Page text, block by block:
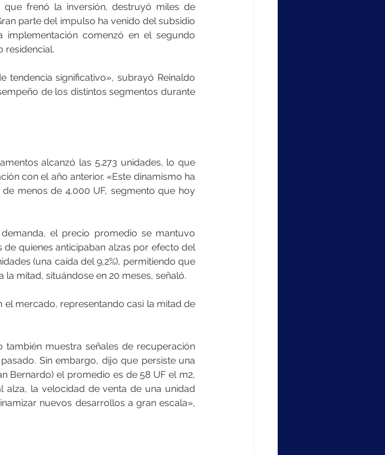
frenó la inversión, destruyó miles de
parte del impulso ha venido del subsidio
comenzó en el segundo
residencial.
tendencia significativo», subrayó Reinaldo
de los distintos segmentos durante
alcanzó las 5.273 unidades, lo que
con el año anterior. «Este dinamismo ha
menos de 4.000 UF, segmento que hoy
el precio promedio se mantuvo
quienes anticipaban alzas por efecto del
(una caída del 9,2%), permitiendo que
mitad, situándose en 20 meses, señaló.
el mercado, representando casi la mitad de
también muestra señales de recuperación
Sin embargo, dijo que persiste una
Bernardo) el promedio es de 58 UF el m2,
alza, la velocidad de venta de una unidad
nuevos desarrollos a gran escala»,